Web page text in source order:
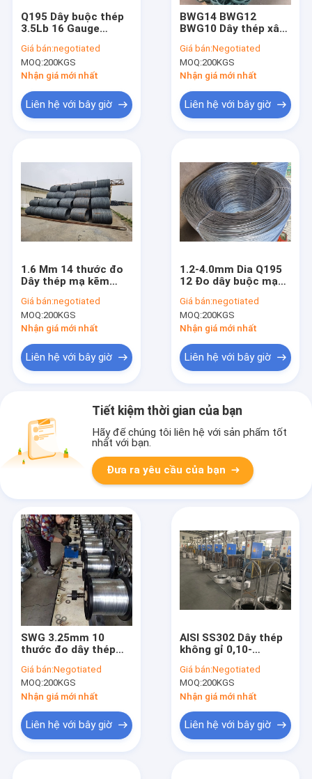
Q195 Dây buộc thép
3.5Lb 16 Gauge
Giá bán:negotiated
MOQ:200KGS
Nhận giá mới nhất
Liên hệ với bây giờ
BWG14 BWG12
BWG10 Dây thép xây
Giá bán:Negotiated
MOQ:200KGS
Nhận giá mới nhất
Liên hệ với bây giờ
1.6 Mm 14 thước đo
Dây thép mạ kẽm
ngành xây dựng
Giá bán:negotiated
MOQ:200KGS
Nhận giá mới nhất
Liên hệ với bây giờ
1.2-4.0mm Dia Q195
12 Đo dây buộc mạ
kẽm lạnh
Giá bán:negotiated
MOQ:200KGS
Nhận giá mới nhất
Liên hệ với bây giờ
Tiết kiệm thời gian của bạn
Hãy để chúng tôi liên hệ với sản phẩm tốt
nhất với bạn.
Đưa ra yêu cầu của bạn
SWG 3.25mm 10
thước đo dây thép
sản phẩm cuộc sống
Giá bán:Negotiated
MOQ:200KGS
Nhận giá mới nhất
Liên hệ với bây giờ
AISI SS302 Dây thép
không gỉ 0,10-
hoặc cuộn
Giá bán:Negotiated
MOQ:200KGS
Nhận giá mới nhất
Liên hệ với bây giờ